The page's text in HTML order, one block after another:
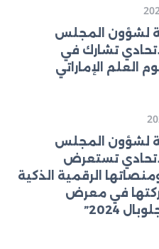
لشؤون المجلس
تشارك في
العلم الإماراتي
لشؤون المجلس
تستعرض
الرقمية الذكية
في معرض
2024”